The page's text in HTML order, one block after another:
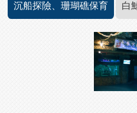
沉船探險、珊瑚礁保育 白